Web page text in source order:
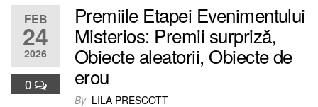
FEB
24
2026
0
Premiile Etapei Evenimentului
Misterios: Premii surpriză,
Obiecte aleatorii, Obiecte de
erou
By LILA PRESCOTT